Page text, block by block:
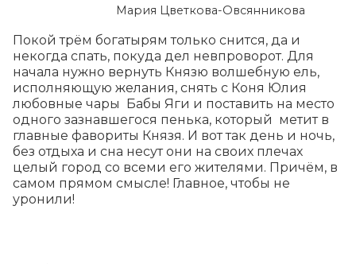
Мария Цветкова-Овсянникова
Покой трём богатырям только снится, да и
некогда спать, покуда дел невпроворот. Для
начала нужно вернуть Князю волшебную ель,
исполняющую желания, снять с Коня Юлия
любовные чары  Бабы Яги и поставить на место
одного зазнавшегося пенька, который  метит в
главные фавориты Князя. И вот так день и ночь,
без отдыха и сна несут они на своих плечах
целый город со всеми его жителями. Причём, в
самом прямом смысле! Главное, чтобы не
уронили!